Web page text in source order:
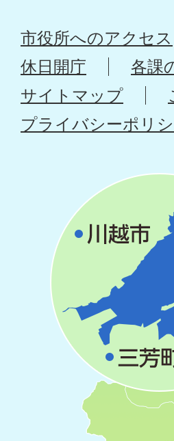
市役所へのアクセス
休日開庁
各課
サイトマップ
プライバシーポリ